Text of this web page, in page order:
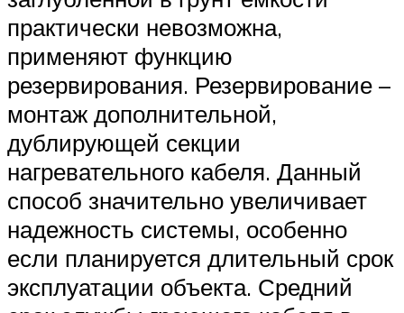
практически невозможна,
применяют функцию
резервирования. Резервирование –
монтаж дополнительной,
дублирующей секции
нагревательного кабеля. Данный
способ значительно увеличивает
надежность системы, особенно
если планируется длительный срок
эксплуатации объекта. Средний